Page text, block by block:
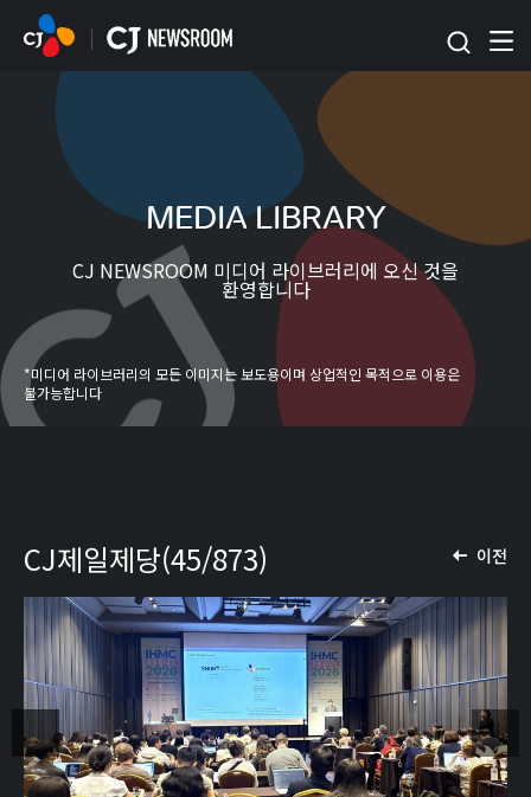
본문 바로가기
MEDIA LIBRARY
CJ NEWSROOM 미디어 라이브러리에 오신 것을
환영합니다
*미디어 라이브러리의 모든 이미지는 보도용이며 상업적인 목적으로 이용은
불가능합니다
이전
CJ제일제당(45/873)